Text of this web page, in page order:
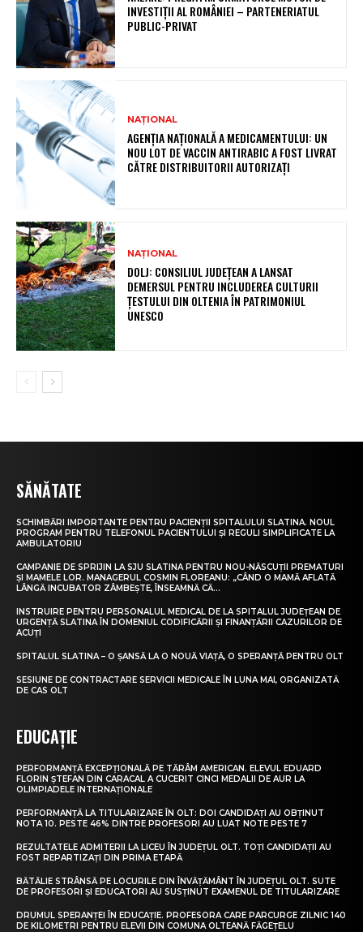
INVESTIȚII AL ROMÂNIEI – PARTENERIATUL
PUBLIC-PRIVAT
NAȚIONAL
AGENȚIA NAȚIONALĂ A MEDICAMENTULUI: UN
NOU LOT DE VACCIN ANTIRABIC A FOST LIVRAT
CĂTRE DISTRIBUITORII AUTORIZAȚI
NAȚIONAL
DOLJ: CONSILIUL JUDEȚEAN A LANSAT
DEMERSUL PENTRU INCLUDEREA CULTURII
ȚESTULUI DIN OLTENIA ÎN PATRIMONIUL
UNESCO
SĂNĂTATE
SCHIMBĂRI IMPORTANTE PENTRU PACIENȚII SPITALULUI SLATINA. NOUL
PROGRAM PENTRU TELEFONUL PACIENTULUI ȘI REGULI SIMPLIFICATE LA
AMBULATORIU
CAMPANIE DE SPRIJIN LA SJU SLATINA PENTRU NOU-NĂSCUȚII PREMATURI
ȘI MAMELE LOR. MANAGERUL COSMIN FLOREANU: „CÂND O MAMĂ AFLATĂ
LÂNGĂ INCUBATOR ZÂMBEȘTE, ÎNSEAMNĂ CĂ...
INSTRUIRE PENTRU PERSONALUL MEDICAL DE LA SPITALUL JUDEȚEAN DE
URGENȚĂ SLATINA ÎN DOMENIUL CODIFICĂRII ȘI FINANȚĂRII CAZURILOR DE
ACUȚI
SPITALUL SLATINA – O ȘANSĂ LA O NOUĂ VIAȚĂ, O SPERANȚĂ PENTRU OLT
SESIUNE DE CONTRACTARE SERVICII MEDICALE ÎN LUNA MAI, ORGANIZATĂ
DE CAS OLT
EDUCAȚIE
PERFORMANȚĂ EXCEPȚIONALĂ PE TĂRÂM AMERICAN. ELEVUL EDUARD
FLORIN ȘTEFAN DIN CARACAL A CUCERIT CINCI MEDALII DE AUR LA
OLIMPIADELE INTERNAȚIONALE
PERFORMANȚĂ LA TITULARIZARE ÎN OLT: DOI CANDIDAȚI AU OBȚINUT
NOTA 10. PESTE 46% DINTRE PROFESORI AU LUAT NOTE PESTE 7
REZULTATELE ADMITERII LA LICEU ÎN JUDEȚUL OLT. TOȚI CANDIDAȚII AU
FOST REPARTIZAȚI DIN PRIMA ETAPĂ
BĂTĂLIE STRÂNSĂ PE LOCURILE DIN ÎNVĂȚĂMÂNT ÎN JUDEȚUL OLT. SUTE
DE PROFESORI ȘI EDUCATORI AU SUSȚINUT EXAMENUL DE TITULARIZARE
DRUMUL SPERANȚEI ÎN EDUCAȚIE. PROFESORA CARE PARCURGE ZILNIC 140
DE KILOMETRI PENTRU ELEVII DIN COMUNA OLTEANĂ FĂGEȚELU